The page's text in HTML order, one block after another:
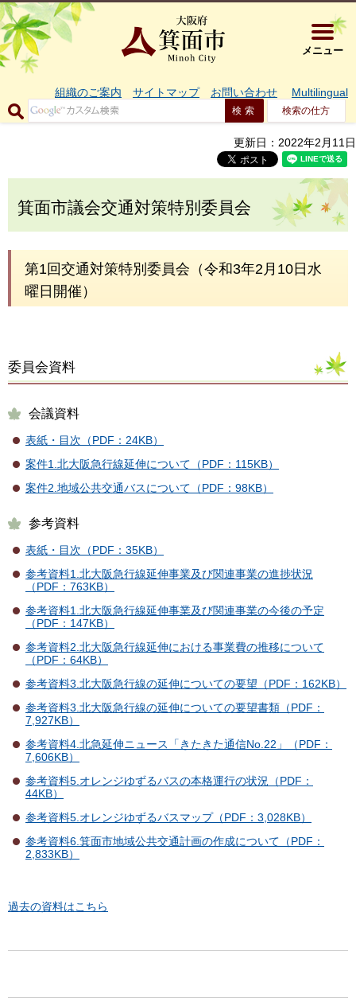
大阪府箕
メニュー
組織のご案内 サイトマップ お問い合わせ Multilingual
検索の仕方
更新日：2022年2月11日
箕面市議会交通対策特別委員会
第1回交通対策特別委員会（令和3年2月10日水
曜日開催）
委員会資料
会議資料
表紙・目次（PDF：24KB）
案件1.北大阪急行線延伸について（PDF：115KB）
案件2.地域公共交通バスについて（PDF：98KB）
参考資料
表紙・目次（PDF：35KB）
参考資料1.北大阪急行線延伸事業及び関連事業の進捗状況
（PDF：763KB）
参考資料1.北大阪急行線延伸事業及び関連事業の今後の予定
（PDF：147KB）
参考資料2.北大阪急行線延伸における事業費の推移について
（PDF：64KB）
参考資料3.北大阪急行線の延伸についての要望（PDF：162KB）
参考資料3.北大阪急行線の延伸についての要望書類（PDF：
7,927KB）
参考資料4.北急延伸ニュース「きたきた通信No.22」（PDF：
7,606KB）
参考資料5.オレンジゆずるバスの本格運行の状況（PDF：
44KB）
参考資料5.オレンジゆずるバスマップ（PDF：3,028KB）
参考資料6.箕面市地域公共交通計画の作成について（PDF：
2,833KB）
過去の資料はこちら